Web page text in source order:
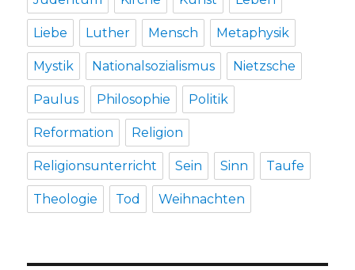
Liebe Luther Mensch Metaphysik
Mystik Nationalsozialismus Nietzsche
Paulus Philosophie Politik
Reformation Religion
Religionsunterricht Sein Sinn Taufe
Theologie Tod Weihnachten